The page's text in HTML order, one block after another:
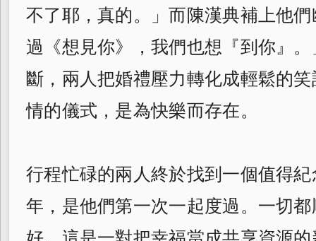
不了耶，真的。」而陳漢典補上他
過《想見你》，我們也想『到你』
斷，兩人把婚禮壓力轉化成輕鬆的
情的儀式，是為快樂而存在。
行程忙碌的兩人終於找到一個值得
年，是他們第一次一起度過。一切